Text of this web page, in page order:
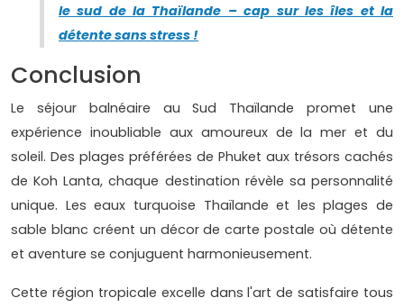
le sud de la Thaïlande – cap sur les îles et la
détente sans stress !
Conclusion
Le séjour balnéaire au Sud Thaïlande promet une
expérience inoubliable aux amoureux de la mer et du
soleil. Des plages préférées de Phuket aux trésors cachés
de Koh Lanta, chaque destination révèle sa personnalité
unique. Les eaux turquoise Thaïlande et les plages de
sable blanc créent un décor de carte postale où détente
et aventure se conjuguent harmonieusement.
Cette région tropicale excelle dans l'art de satisfaire tous